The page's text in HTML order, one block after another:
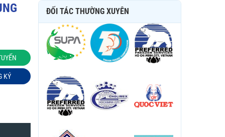
KÝ
ĐỐI TÁC THƯỜNG XUYÊN